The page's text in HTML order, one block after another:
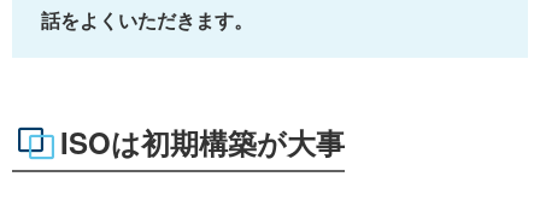
話をよくいただきます。
ISOは初期構築が大事